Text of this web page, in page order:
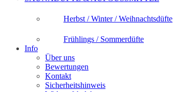
Herbst / Winter / Weihnachtsdüfte
Frühlings / Sommerdüfte
Info
Über uns
Bewertungen
Kontakt
Sicherheitshinweis